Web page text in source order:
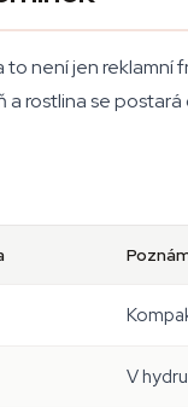
není jen
rostlina se
V